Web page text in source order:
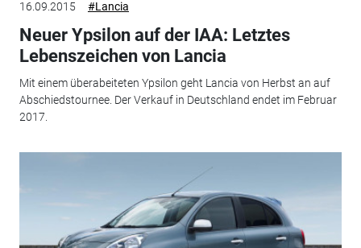
16.09.2015 #Lancia
Neuer Ypsilon auf der IAA: Letztes
Lebenszeichen von Lancia
Mit einem überabeiteten Ypsilon geht Lancia von Herbst an auf
Abschiedstournee. Der Verkauf in Deutschland endet im Februar
2017.